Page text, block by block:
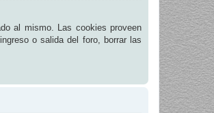
al mismo. Las cookies proveen
o salida del foro, borrar las